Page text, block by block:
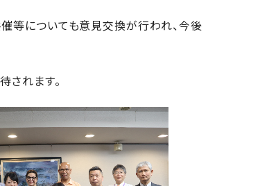
等についても意見交換が行われ、今後
されます。